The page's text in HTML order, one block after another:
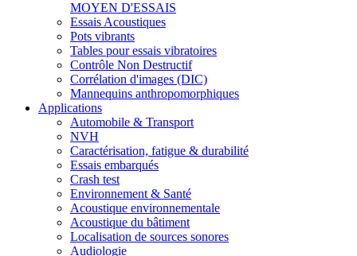
MOYEN D'ESSAIS
Essais Acoustiques
Pots vibrants
Tables pour essais vibratoires
Contrôle Non Destructif
Corrélation d'images (DIC)
Mannequins anthropomorphiques
Applications
Automobile & Transport
NVH
Caractérisation, fatigue & durabilité
Essais embarqués
Crash test
Environnement & Santé
Acoustique environnementale
Acoustique du bâtiment
Localisation de sources sonores
Audiologie